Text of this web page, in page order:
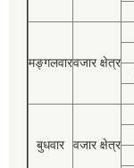
मङ्गलवारवजार क्षेत्र
बुधवार वजार क्षेत्र